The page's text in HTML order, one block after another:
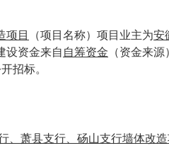
项目 （项目名称）项目业主为安
设资金来自 自筹资金 （资金来
招标。
、萧县支行、砀山支行墙体改造